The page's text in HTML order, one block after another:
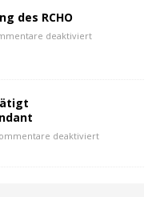
des RCHO
deaktiviert
deaktiviert